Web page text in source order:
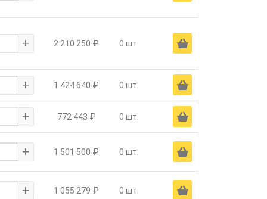
+ 2 210 250 ₽ 0 шт. Ä
+ 1 424 640 ₽ 0 шт. Ä
+ 772 443 ₽ 0 шт. Ä
+ 1 501 500 ₽ 0 шт. Ä
+ 1 055 279 ₽ 0 шт. Ä